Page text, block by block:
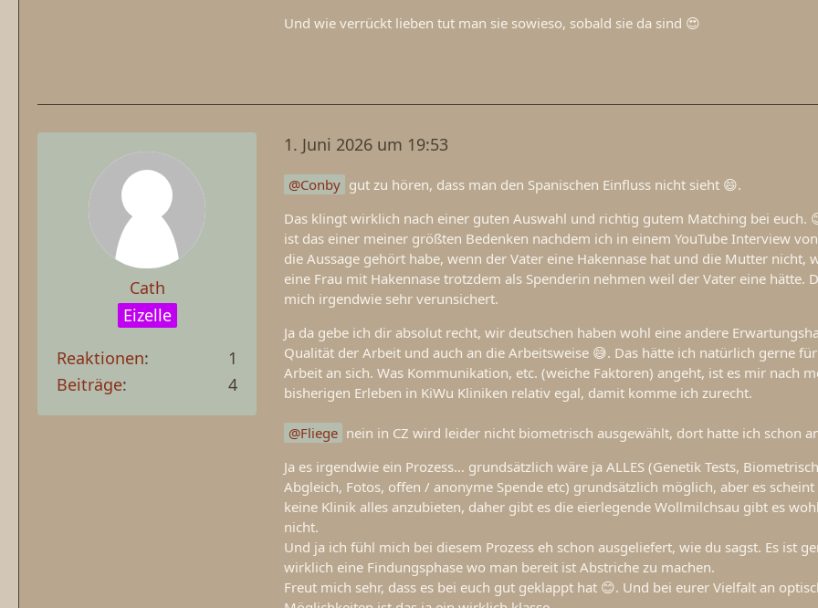
Und wie verrückt lieben tut man sie sowieso, sobald sie da sind 😍
Cath
Eizelle
Reaktionen
1
Beiträge
4
1. Juni 2026 um 19:53
Conby gut zu hören, dass man den Spanischen Einfluss nicht sieht 😄.
Das klingt wirklich nach einer guten Auswahl und richtig gutem Matching bei euch.
ist das einer meiner größten Bedenken nachdem ich in einem YouTube Interview
die Aussage gehört habe, wenn der Vater eine Hakennase hat und die Mutter nicht,
eine Frau mit Hakennase trotzdem als Spenderin nehmen weil der Vater eine hätte.
mich irgendwie sehr verunsichert.
Ja da gebe ich dir absolut recht, wir deutschen haben wohl eine andere
Qualität der Arbeit und auch an die Arbeitsweise 😅. Das hätte ich natürlich gerne
Arbeit an sich. Was Kommunikation, etc. (weiche Faktoren) angeht, ist es mir nach
bisherigen Erleben in KiWu Kliniken relativ egal, damit komme ich zurecht.
Fliege nein in CZ wird leider nicht biometrisch ausgewählt, dort hatte ich schon
Ja es irgendwie ein Prozess… grundsätzlich wäre ja ALLES (Genetik Tests,
Abgleich, Fotos, offen / anonyme Spende etc) grundsätzlich möglich, aber es
keine Klinik alles anzubieten, daher gibt es die eierlegende Wollmilchsau gibt es
nicht.
Und ja ich fühl mich bei diesem Prozess eh schon ausgeliefert, wie du sagst. Es ist
wirklich eine Findungsphase wo man bereit ist Abstriche zu machen.
Freut mich sehr, dass es bei euch gut geklappt hat 😊. Und bei eurer Vielfalt an